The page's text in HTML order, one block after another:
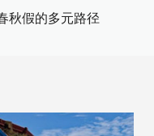
秋假的多元路径